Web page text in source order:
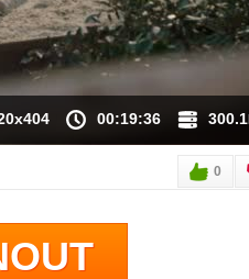
00:19:36 300.1
0